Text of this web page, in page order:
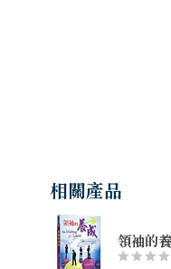
相關產品
領袖的